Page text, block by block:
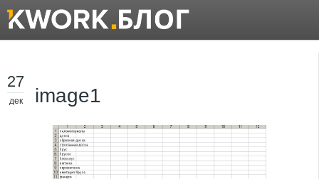
27
дек image1